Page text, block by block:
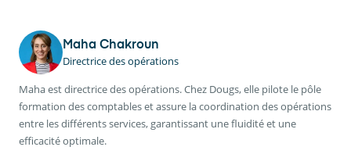
Maha Chakroun
Directrice des opérations
Maha est directrice des opérations. Chez Dougs, elle pilote le pôle
formation des comptables et assure la coordination des opérations
entre les différents services, garantissant une fluidité et une
efficacité optimale.